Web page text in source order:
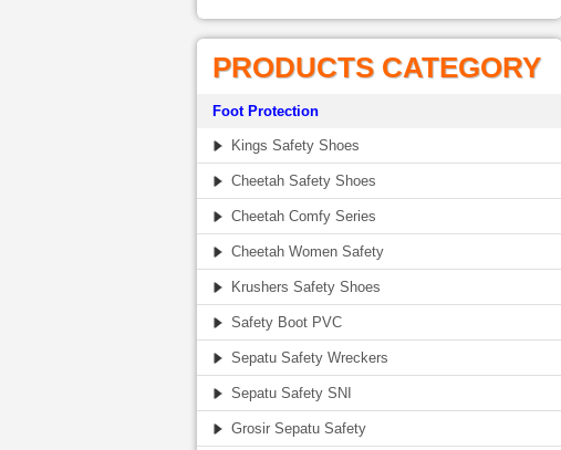
PRODUCTS CATEGORY
Foot Protection
Kings Safety Shoes
Cheetah Safety Shoes
Cheetah Comfy Series
Cheetah Women Safety
Krushers Safety Shoes
Safety Boot PVC
Sepatu Safety Wreckers
Sepatu Safety SNI
Grosir Sepatu Safety